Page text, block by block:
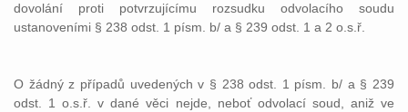
dovolání proti potvrzujícímu rozsudku odvolacího soudu
ustanoveními § 238 odst. 1 písm. b/ a § 239 odst. 1 a 2 o.s.ř.
O žádný z případů uvedených v § 238 odst. 1 písm. b/ a § 239
odst. 1 o.s.ř. v dané věci nejde, neboť odvolací soud, aniž ve